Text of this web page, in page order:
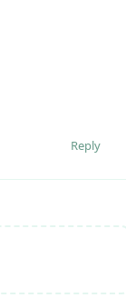
Reply